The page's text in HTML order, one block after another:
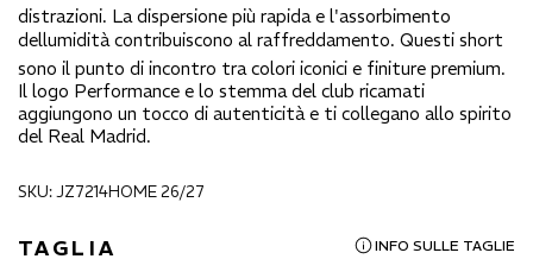
distrazioni. La dispersione più rapida e l'assorbimento
dellumidità contribuiscono al raffreddamento. Questi short
sono il punto di incontro tra colori iconici e finiture premium.
Il logo Performance e lo stemma del club ricamati
aggiungono un tocco di autenticità e ti collegano allo spirito
del Real Madrid.
SKU: JZ7214HOME 26/27
TAGLIA INFO SULLE TAGLIE